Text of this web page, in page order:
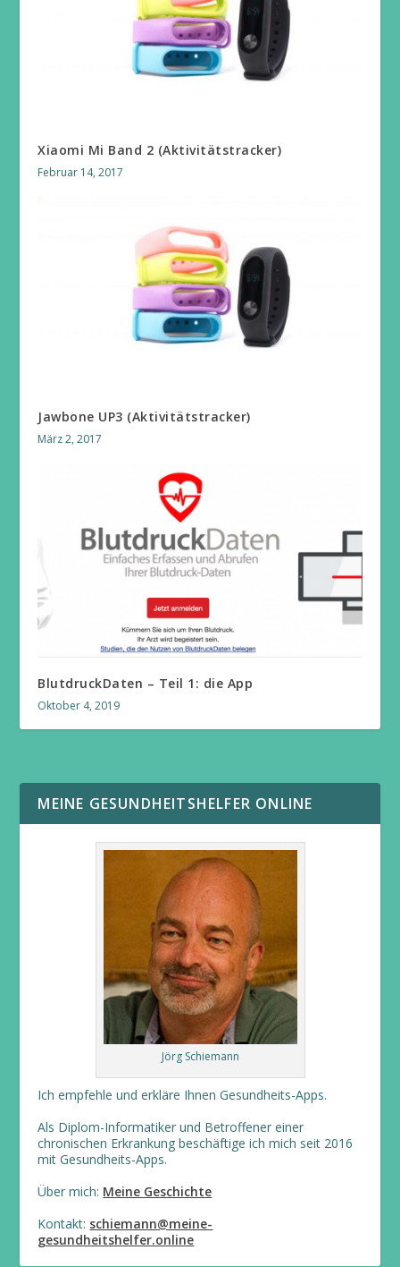
Xiaomi Mi Band 2 (Aktivitätstracker)
Februar 14, 2017
Jawbone UP3 (Aktivitätstracker)
März 2, 2017
BlutdruckDaten – Teil 1: die App
Oktober 4, 2019
MEINE GESUNDHEITSHELFER ONLINE
Jörg Schiemann
Ich empfehle und erkläre Ihnen Gesundheits-Apps.
Als Diplom-Informatiker und Betroffener einer
chronischen Erkrankung beschäftige ich mich seit 2016
mit Gesundheits-Apps.
Über mich: Meine Geschichte
Kontakt: schiemann@meine-
gesundheitshelfer.online